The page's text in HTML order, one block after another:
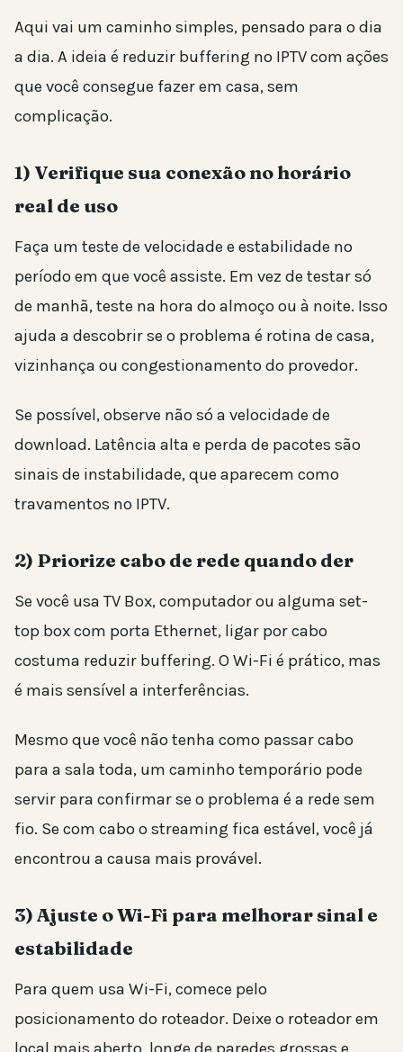
Aqui vai um caminho simples, pensado para o dia
a dia. A ideia é reduzir buffering no IPTV com ações
que você consegue fazer em casa, sem
complicação.
1) Verifique sua conexão no horário
real de uso
Faça um teste de velocidade e estabilidade no
período em que você assiste. Em vez de testar só
de manhã, teste na hora do almoço ou à noite. Isso
ajuda a descobrir se o problema é rotina de casa,
vizinhança ou congestionamento do provedor.
Se possível, observe não só a velocidade de
download. Latência alta e perda de pacotes são
sinais de instabilidade, que aparecem como
travamentos no IPTV.
2) Priorize cabo de rede quando der
Se você usa TV Box, computador ou alguma set-
top box com porta Ethernet, ligar por cabo
costuma reduzir buffering. O Wi-Fi é prático, mas
é mais sensível a interferências.
Mesmo que você não tenha como passar cabo
para a sala toda, um caminho temporário pode
servir para confirmar se o problema é a rede sem
fio. Se com cabo o streaming fica estável, você já
encontrou a causa mais provável.
3) Ajuste o Wi-Fi para melhorar sinal e
estabilidade
Para quem usa Wi-Fi, comece pelo
posicionamento do roteador. Deixe o roteador em